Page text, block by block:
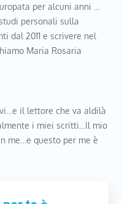
per alcuni anni …
personali sulla
dal 2011 e scrivere nel
Maria Rosaria
il lettore che va aldilà
i miei scritti…Il mio
me…e questo per me è